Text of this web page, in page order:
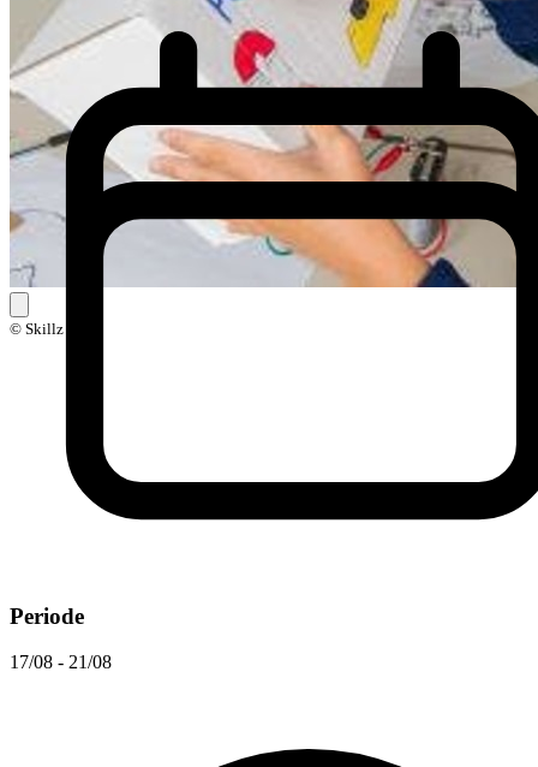
© Skillz
Periode
17/08 - 21/08